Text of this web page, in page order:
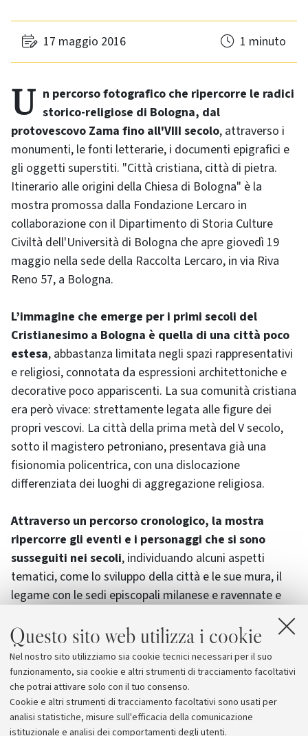
Questo sito web utilizza i cookie
Nel nostro sito utilizziamo sia cookie tecnici necessari per il suo
funzionamento, sia cookie e altri strumenti di tracciamento facoltativi
che potrai attivare solo con il tuo consenso.
Cookie e altri strumenti di tracciamento facoltativi sono usati per
analisi statistiche, misure sull'efficacia della comunicazione
istituzionale e analisi dei comportamenti degli utenti.
17 maggio 2016 1 minuto
Un percorso fotografico che ripercorre le radici storico-religiose di Bologna, dal
protovescovo Zama fino all'VIII secolo, attraverso i
monumenti, le fonti letterarie, i documenti epigrafici e
gli oggetti superstiti. "Città cristiana, città di pietra.
Itinerario alle origini della Chiesa di Bologna" è la
mostra promossa dalla Fondazione Lercaro in
collaborazione con il Dipartimento di Storia Culture
Civiltà dell'Università di Bologna che apre giovedì 19
maggio nella sede della Raccolta Lercaro, in via Riva
Reno 57, a Bologna.
L’immagine che emerge per i primi secoli del
Cristianesimo a Bologna è quella di una città poco
estesa, abbastanza limitata negli spazi rappresentativi
e religiosi, connotata da espressioni architettoniche e
decorative poco appariscenti. La sua comunità cristiana
era però vivace: strettamente legata alle figure dei
propri vescovi. La città della prima metà del V secolo,
sotto il magistero petroniano, presentava già una
fisionomia policentrica, con una dislocazione
differenziata dei luoghi di aggregazione religiosa.
Attraverso un percorso cronologico, la mostra
ripercorre gli eventi e i personaggi che si sono
susseguiti nei secoli, individuando alcuni aspetti
tematici, come lo sviluppo della città e le sue mura, il
legame con le sedi episcopali milanese e ravennate e
con il Papato, l’individuazione dei nuclei monumentali
principali, i conflitti sociali e religiosi. Per la prima volta,
inoltre, sono stati raccolti in maniera organica i rari
reperti (epigrafi, elementi architettonici e di arredo
liturgico) legati ai primi secoli del cristianesimo.